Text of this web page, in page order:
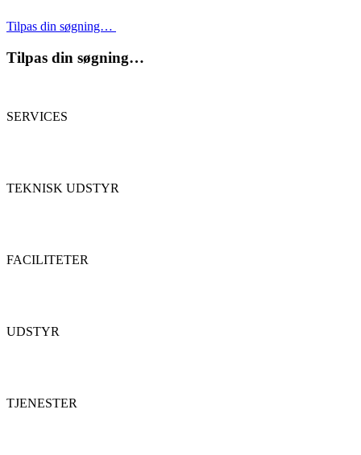
Tilpas din søgning…
Tilpas din søgning…
SERVICES
TEKNISK UDSTYR
FACILITETER
UDSTYR
TJENESTER